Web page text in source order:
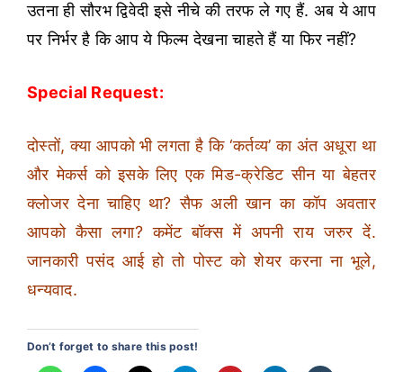
उतना ही सौरभ द्विवेदी इसे नीचे की तरफ ले गए हैं. अब ये आप
पर निर्भर है कि आप ये फिल्म देखना चाहते हैं या फिर नहीं?
Special Request:
दोस्तों, क्या आपको भी लगता है कि ‘कर्तव्य’ का अंत अधूरा था
और मेकर्स को इसके लिए एक मिड-क्रेडिट सीन या बेहतर
क्लोजर देना चाहिए था? सैफ अली खान का कॉप अवतार
आपको कैसा लगा? कमेंट बॉक्स में अपनी राय जरुर दें.
जानकारी पसंद आई हो तो पोस्ट को शेयर करना ना भूले,
धन्यवाद.
Don’t forget to share this post!